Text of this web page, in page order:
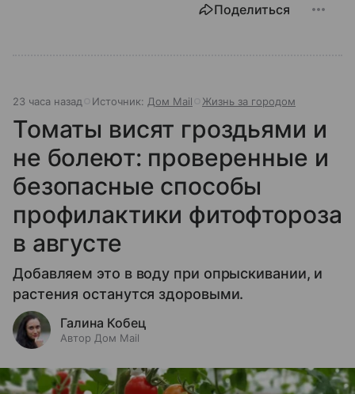
Поделиться
23 часа назад Источник: Дом Mail Жизнь за городом
Томаты висят гроздьями и
не болеют: проверенные и
безопасные способы
профилактики фитофтороза
в августе
Добавляем это в воду при опрыскивании, и
растения останутся здоровыми.
Галина Кобец
Автор Дом Mail